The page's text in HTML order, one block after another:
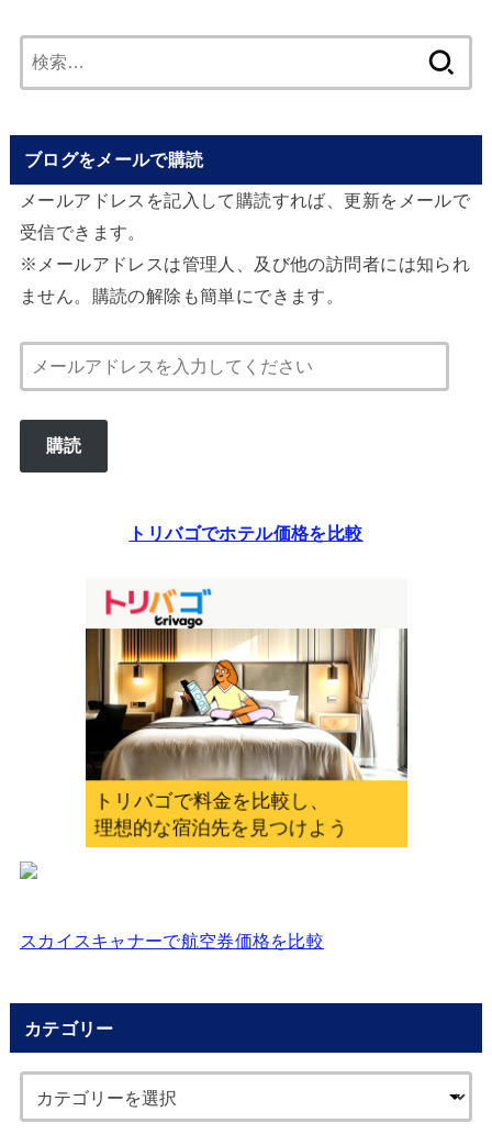
索:
ブログをメールで購読
メールアドレスを記入して購読すれば、更新をメールで
受信できます。
※メールアドレスは管理人、及び他の訪問者には知られ
ません。購読の解除も簡単にできます。
ー
ル
購読
トリバゴでホテル価格を比較
スカイスキャナーで航空券価格を比較
カテゴリー